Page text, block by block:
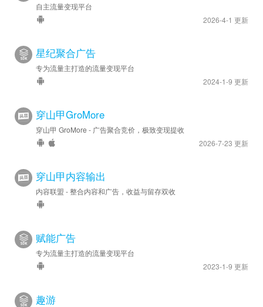
自主流量变现平台
2026-4-1 更新
星纪聚合广告
专为流量主打造的流量变现平台
2024-1-9 更新
穿山甲GroMore
穿山甲 GroMore - 广告聚合竞价，极致变现提收
2026-7-23 更新
穿山甲内容输出
内容联盟 - 整合内容和广告，收益与留存双收
赋能广告
专为流量主打造的流量变现平台
2023-1-9 更新
趣游